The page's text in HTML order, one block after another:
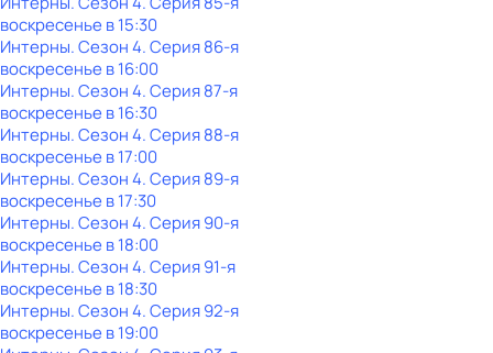
воскресенье в15:30
Интерны. Сезон 4. Серия 86-я
воскресенье в16:00
Интерны. Сезон 4. Серия 87-я
воскресенье в16:30
Интерны. Сезон 4. Серия 88-я
воскресенье в17:00
Интерны. Сезон 4. Серия 89-я
воскресенье в17:30
Интерны. Сезон 4. Серия 90-я
воскресенье в18:00
Интерны. Сезон 4. Серия 91-я
воскресенье в18:30
Интерны. Сезон 4. Серия 92-я
воскресенье в19:00